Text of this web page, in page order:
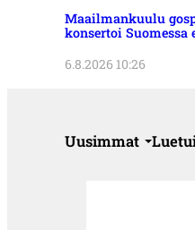
Maailmankuulu
konsertoi Suomessa
6.8.2026 10:26
Uusimmat